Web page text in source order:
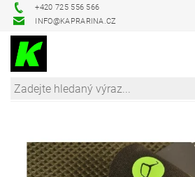
+420 725 556 566
INFO@KAPRARINA.CZ